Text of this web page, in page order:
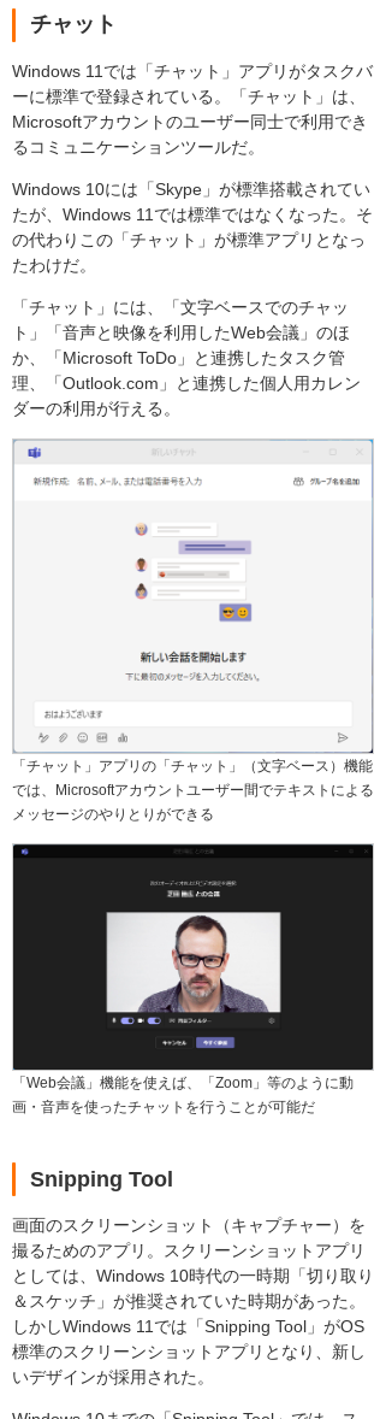
チャット
Windows 11では「チャット」アプリがタスクバ
ーに標準で登録されている。「チャット」は、
Microsoftアカウントのユーザー同士で利用でき
るコミュニケーションツールだ。
Windows 10には「Skype」が標準搭載されてい
たが、Windows 11では標準ではなくなった。そ
の代わりこの「チャット」が標準アプリとなっ
たわけだ。
「チャット」には、「文字ベースでのチャッ
ト」「音声と映像を利用したWeb会議」のほ
か、「Microsoft ToDo」と連携したタスク管
理、「Outlook.com」と連携した個人用カレン
ダーの利用が行える。
「チャット」アプリの「チャット」（文字ベース）機能
では、Microsoftアカウントユーザー間でテキストによる
メッセージのやりとりができる
「Web会議」機能を使えば、「Zoom」等のように動
画・音声を使ったチャットを行うことが可能だ
Snipping Tool
画面のスクリーンショット（キャプチャー）を
撮るためのアプリ。スクリーンショットアプリ
としては、Windows 10時代の一時期「切り取り
＆スケッチ」が推奨されていた時期があった。
しかしWindows 11では「Snipping Tool」がOS
標準のスクリーンショットアプリとなり、新し
いデザインが採用された。